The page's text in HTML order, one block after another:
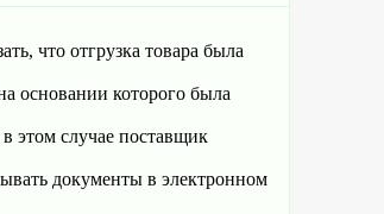
что отгрузка товара была
основании которого была
этом случае поставщик
документы в электронном